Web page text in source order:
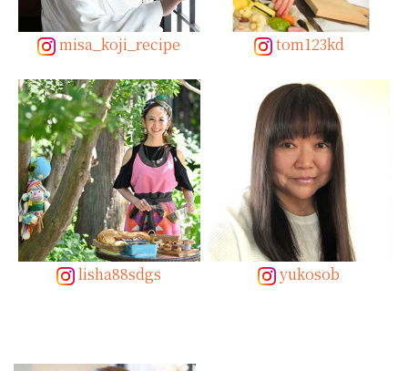
misa_koji_recipe tom123kd
lisha88sdgs yukosob